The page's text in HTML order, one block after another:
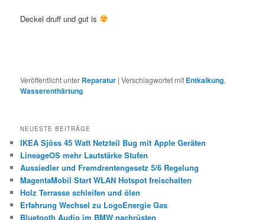
Deckel druff und gut is
Veröffentlicht unter Reparatur |Verschlagwortet mit Entkalkung,
Wasserenthärtung
NEUESTE BEITRÄGE
IKEA Sjöss 45 Watt Netzteil Bug mit Apple Geräten
LineageOS mehr Lautstärke Stufen
Aussiedler und Fremdrentengesetz 5/6 Regelung
MagentaMobil Start WLAN Hotspot freischalten
Holz Terrasse schleifen und ölen
Erfahrung Wechsel zu LogoEnergie Gas
Bluetooth Audio im BMW nachrüsten